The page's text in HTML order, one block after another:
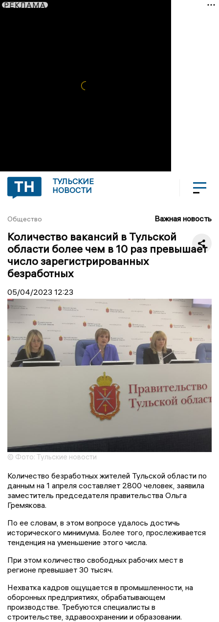
РЕКЛАМА
ТУЛЬСКИЕ
НОВОСТИ
Общество Важная новость
Количество вакансий в Тульской
области более чем в 10 раз превышает
число зарегистрированных
безработных
05/04/2023 12:23
© Фото: Тульские новости
Количество безработных жителей Тульской области по
данным на 1 апреля составляет 2800 человек, заявила
заместитель председателя правительства Ольга
Гремякова.
По ее словам, в этом вопросе удалось достичь
исторического минимума. Более того, прослеживается
тенденция на уменьшение этого числа.
При этом количество свободных рабочих мест в
регионе превышает 30 тысяч.
Нехватка кадров ощущается в промышленности, на
оборонных предприятиях, обрабатывающем
производстве. Требуются специалисты в
строительстве, здравоохранении и образовании.